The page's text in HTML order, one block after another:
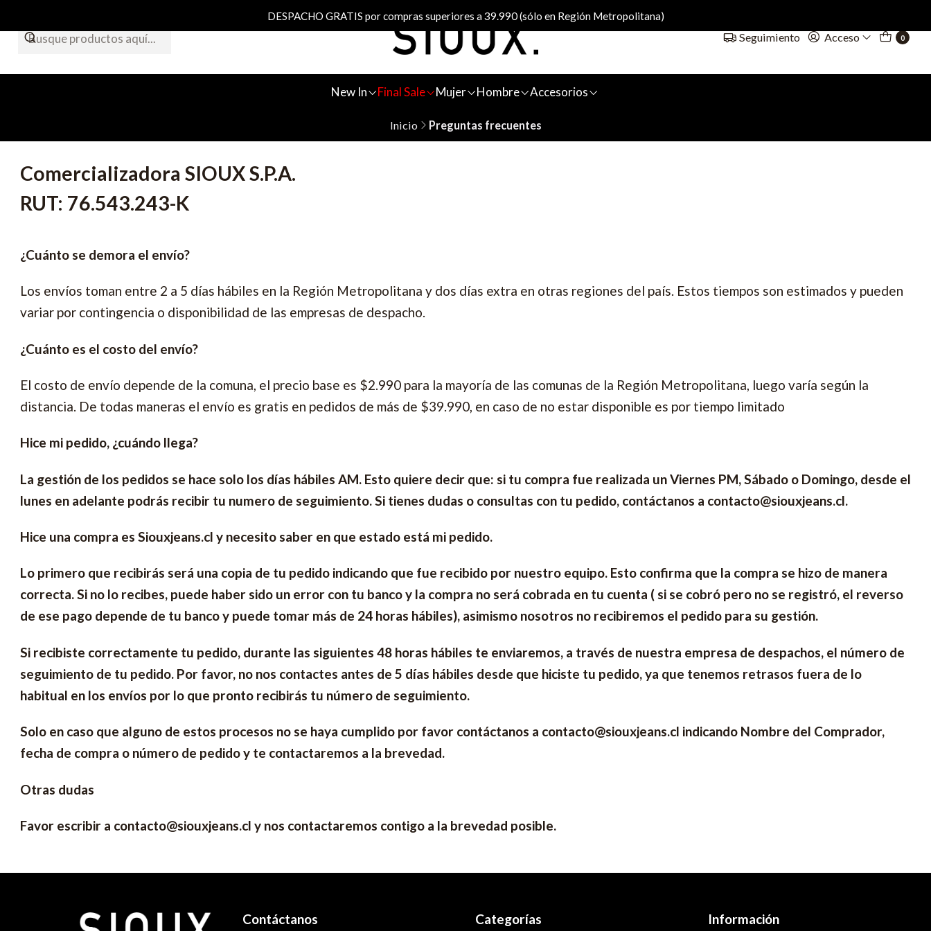
Seguimiento Acceso 0
New In Final Sale Mujer Hombre Accesorios
DESPACHO GRATIS por compras superiores a 39.990 (sólo en Región Metropolitana)
Inicio Preguntas frecuentes
Comercializadora SIOUX S.P.A.
RUT: 76.543.243-K
¿Cuánto se demora el envío?
Los envíos toman entre 2 a 5 días hábiles en la Región Metropolitana y dos días extra en otras regiones del país. Estos tiempos son estimados y pueden
variar por contingencia o disponibilidad de las empresas de despacho.
¿Cuánto es el costo del envío?
El costo de envío depende de la comuna, el precio base es $2.990 para la mayoría de las comunas de la Región Metropolitana, luego varía según la
distancia. De todas maneras el envío es gratis en pedidos de más de $39.990, en caso de no estar disponible es por tiempo limitado
Hice mi pedido, ¿cuándo llega?
La gestión de los pedidos se hace solo los días hábiles AM. Esto quiere decir que: si tu compra fue realizada un Viernes PM, Sábado o Domingo, desde el
lunes en adelante podrás recibir tu numero de seguimiento. Si tienes dudas o consultas con tu pedido, contáctanos a contacto@siouxjeans.cl.
Hice una compra es Siouxjeans.cl y necesito saber en que estado está mi pedido.
Lo primero que recibirás será una copia de tu pedido indicando que fue recibido por nuestro equipo. Esto confirma que la compra se hizo de manera
correcta. Si no lo recibes, puede haber sido un error con tu banco y la compra no será cobrada en tu cuenta ( si se cobró pero no se registró, el reverso
de ese pago depende de tu banco y puede tomar más de 24 horas hábiles), asimismo nosotros no recibiremos el pedido para su gestión.
Si recibiste correctamente tu pedido, durante las siguientes 48 horas hábiles te enviaremos, a través de nuestra empresa de despachos, el número de
seguimiento de tu pedido. Por favor, no nos contactes antes de 5 días hábiles desde que hiciste tu pedido, ya que tenemos retrasos fuera de lo
habitual en los envíos por lo que pronto recibirás tu número de seguimiento.
Solo en caso que alguno de estos procesos no se haya cumplido por favor contáctanos a contacto@siouxjeans.cl indicando Nombre del Comprador,
fecha de compra o número de pedido y te contactaremos a la brevedad.
Otras dudas
Favor escribir a contacto@siouxjeans.cl y nos contactaremos contigo a la brevedad posible.
Contáctanos Categorías Información